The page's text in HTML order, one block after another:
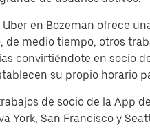
en Bozeman ofrece
medio tiempo, otros
convirtiéndote en socio
su propio horario
de socio de la App
York, San Francisco y